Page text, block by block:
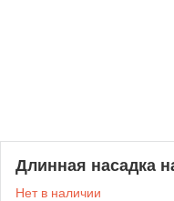
Длинная насадка
Нет в наличии